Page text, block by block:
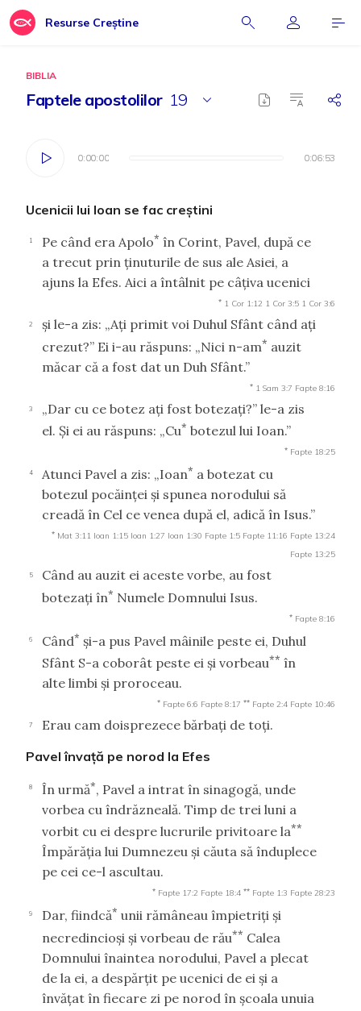
Resurse Creștine
BIBLIA
Faptele apostolilor 19
0:00:00 0:06:53
0:00:00 0:06:53
Ucenicii lui Ioan se fac creştini
1 Pe când era Apolo* în Corint, Pavel, după ce
a trecut prin ţinuturile de sus ale Asiei, a
ajuns la Efes. Aici a întâlnit pe câţiva ucenici
* 1 Cor 1:12 1 Cor 3:5 1 Cor 3:6
2
şi le-a zis: „Aţi primit voi Duhul Sfânt când aţi
crezut?” Ei i-au răspuns: „Nici n-am* auzit
măcar că a fost dat un Duh Sfânt.”
* 1 Sam 3:7 Fapte 8:16
3
„Dar cu ce botez aţi fost botezaţi?” le-a zis
el. Şi ei au răspuns: „Cu* botezul lui Ioan.”
* Fapte 18:25
4 Atunci Pavel a zis: „Ioan* a botezat cu
botezul pocăinţei şi spunea norodului să
creadă în Cel ce venea după el, adică în Isus.”
* Mat 3:11 Ioan 1:15 Ioan 1:27 Ioan 1:30 Fapte 1:5 Fapte 11:16 Fapte 13:24
Fapte 13:25
5
Când au auzit ei aceste vorbe, au fost
botezaţi în* Numele Domnului Isus.
* Fapte 8:16
6 Când* şi-a pus Pavel mâinile peste ei, Duhul
Sfânt S-a coborât peste ei şi vorbeau** în
alte limbi şi proroceau.
* Fapte 6:6 Fapte 8:17 ** Fapte 2:4 Fapte 10:46
7
Erau cam doisprezece bărbaţi de toţi.
Pavel învaţă pe norod la Efes
8 În urmă*, Pavel a intrat în sinagogă, unde
vorbea cu îndrăzneală. Timp de trei luni a
vorbit cu ei despre lucrurile privitoare la**
Împărăţia lui Dumnezeu şi căuta să înduplece
pe cei ce-l ascultau.
* Fapte 17:2 Fapte 18:4 ** Fapte 1:3 Fapte 28:23
9 Dar, fiindcă* unii rămâneau împietriţi şi
necredincioşi şi vorbeau de rău** Calea
Domnului înaintea norodului, Pavel a plecat
de la ei, a despărţit pe ucenici de ei şi a
învăţat în fiecare zi pe norod în şcoala unuia